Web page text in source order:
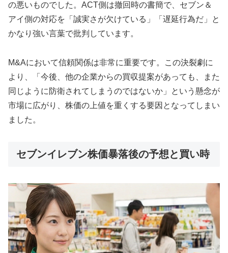
の悪いものでした。ACT側は撤回時の書簡で、セブン＆
アイ側の対応を「誠実さが欠けている」「遅延行為だ」と
かなり強い言葉で批判しています。
M&Aにおいて信頼関係は非常に重要です。この決裂劇に
より、「今後、他の企業からの買収提案があっても、また
同じように防衛されてしまうのではないか」という懸念が
市場に広がり、株価の上値を重くする要因となってしまい
ました。
セブンイレブン株価暴落後の予想と買い時